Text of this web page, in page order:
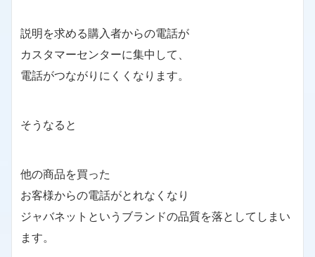
説明を求める購入者からの電話が
カスタマーセンターに集中して、
電話がつながりにくくなります。
そうなると
他の商品を買った
お客様からの電話がとれなくなり
ジャバネットというブランドの品質を落としてしまい
ます。